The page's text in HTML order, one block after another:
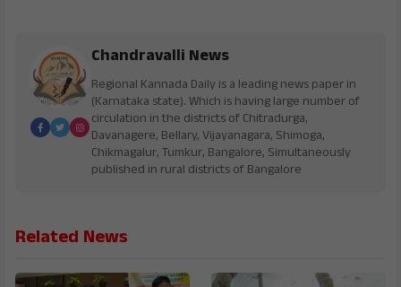
Chandravalli News
Regional Kannada Daily is a leading news paper in
(Karnataka state). Which is having large number of
circulation in the districts of Chitradurga,
Davanagere, Bellary, Vijayanagara, Shimoga,
Chikmagalur, Tumkur, Bangalore, Simultaneously
published in rural districts of Bangalore
Related News